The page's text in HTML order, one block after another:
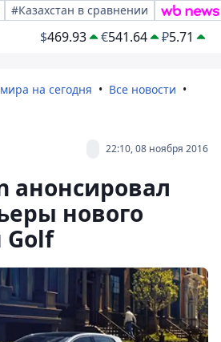
#Казахстан в сравнении
$469.93 €541.64 ₽5.71
на сегодня
Все новости
22:10, 08 ноября 2016
анонсировал
нового
Golf